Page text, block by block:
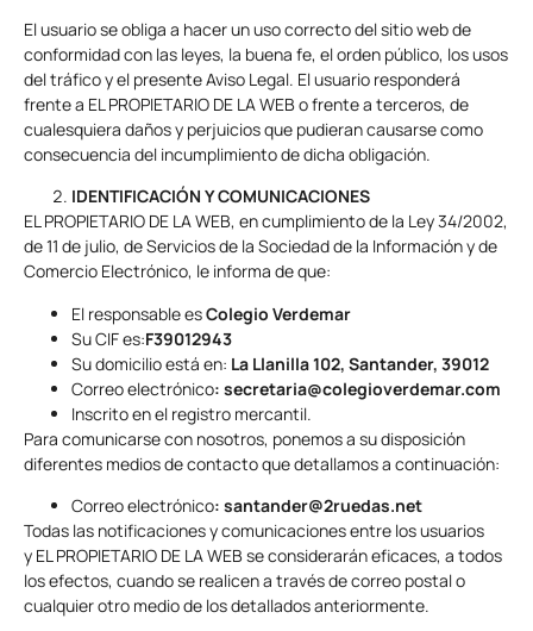
El usuario se obliga a hacer un uso correcto del sitio web de
conformidad con las leyes, la buena fe, el orden público, los usos
del tráfico y el presente Aviso Legal. El usuario responderá
frente a EL PROPIETARIO DE LA WEB o frente a terceros, de
cualesquiera daños y perjuicios que pudieran causarse como
consecuencia del incumplimiento de dicha obligación.
IDENTIFICACIÓN Y COMUNICACIONES
EL PROPIETARIO DE LA WEB, en cumplimiento de la Ley 34/2002,
de 11 de julio, de Servicios de la Sociedad de la Información y de
Comercio Electrónico, le informa de que:
El responsable esColegio Verdemar
Su CIF es:F39012943
Su domicilio está en: La Llanilla 102, Santander, 39012
Correo electrónico: secretaria@colegioverdemar.com
Inscrito en el registro mercantil.
Para comunicarse con nosotros, ponemos a su disposición
diferentes medios de contacto que detallamos a continuación:
Correo electrónico: santander@2ruedas.net
Todas las notificaciones y comunicaciones entre los usuarios
y EL PROPIETARIO DE LA WEB se considerarán eficaces, a todos
los efectos, cuando se realicen a través de correo postal o
cualquier otro medio de los detallados anteriormente.